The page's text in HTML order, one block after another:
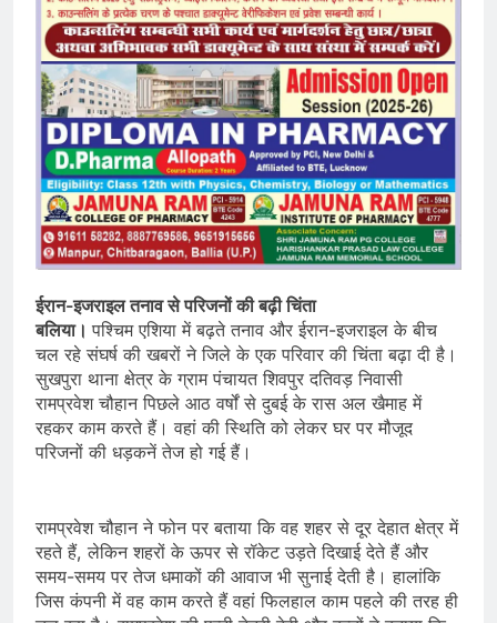
ईरान-इजराइल तनाव से परिजनों की बढ़ी चिंता
बलिया।पश्चिम एशिया में बढ़ते तनाव और ईरान-इजराइल के बीच
चल रहे संघर्ष की खबरों ने जिले के एक परिवार की चिंता बढ़ा दी है।
सुखपुरा थाना क्षेत्र के ग्राम पंचायत शिवपुर दतिवड़ निवासी
रामप्रवेश चौहान पिछले आठ वर्षों से दुबई के रास अल खैमाह में
रहकर काम करते हैं। वहां की स्थिति को लेकर घर पर मौजूद
परिजनों की धड़कनें तेज हो गई हैं।
रामप्रवेश चौहान ने फोन पर बताया कि वह शहर से दूर देहात क्षेत्र में
रहते हैं, लेकिन शहरों के ऊपर से रॉकेट उड़ते दिखाई देते हैं और
समय-समय पर तेज धमाकों की आवाज भी सुनाई देती है। हालांकि
जिस कंपनी में वह काम करते हैं वहां फिलहाल काम पहले की तरह ही